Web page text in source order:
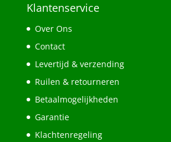
Klantenservice
Over Ons
Contact
Levertijd & verzending
Ruilen & retourneren
Betaalmogelijkheden
Garantie
Klachtenregeling